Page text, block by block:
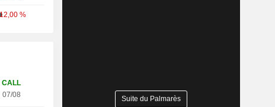
%
CALL
07/08
Suite du Palmarès